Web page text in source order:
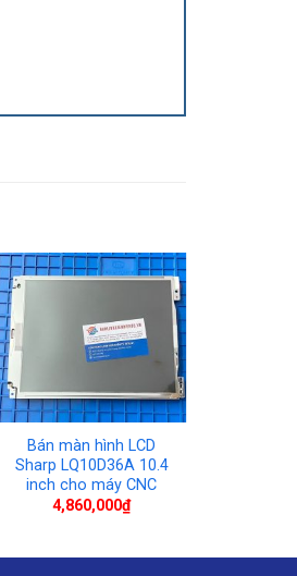
Bán màn hình LCD
Sharp LQ10D36A 10.4
inch cho máy CNC
4,860,000₫